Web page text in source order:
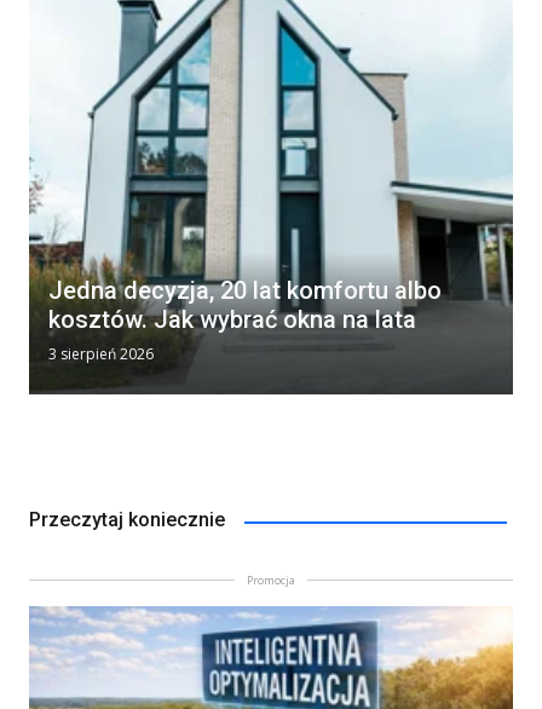
Jedna decyzja, 20 lat komfortu albo
kosztów. Jak wybrać okna na lata
3 sierpień 2026
Przeczytaj koniecznie
Promocja